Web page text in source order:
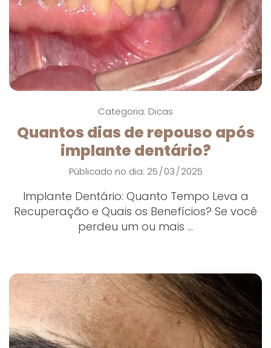
Categoria: Dicas
Quantos dias de repouso após
implante dentário?
Públicado no dia: 25 / 03 / 2025
Implante Dentário: Quanto Tempo Leva a
Recuperação e Quais os Benefícios? Se você
perdeu um ou mais ...